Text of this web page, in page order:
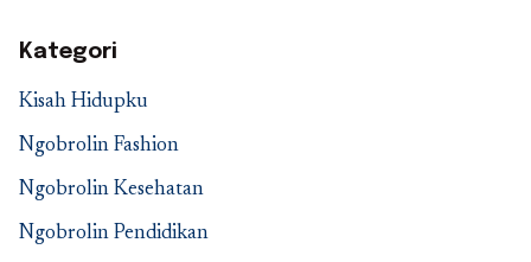
Kategori
Kisah Hidupku
Ngobrolin Fashion
Ngobrolin Kesehatan
Ngobrolin Pendidikan